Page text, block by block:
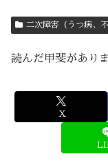
二次障害（うつ病、不
読んだ甲斐があり
X